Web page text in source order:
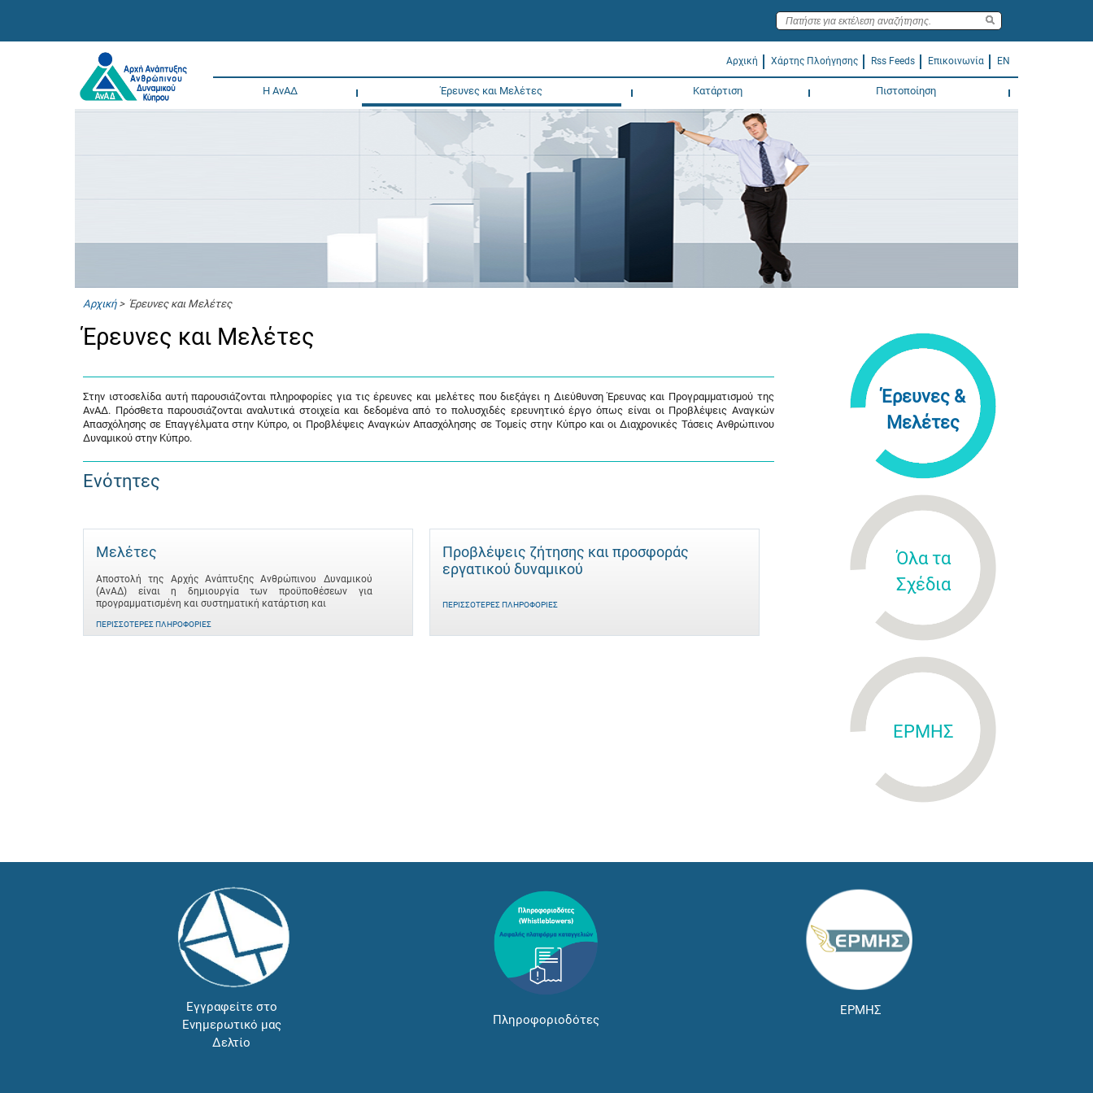
Αρχική Χάρτης Πλοήγησης Rss Feeds Επικοινωνία EN
Η ΑνΑΔ Έρευνες και Μελέτες Κατάρτιση Πιστοποίηση
Αρχική> Έρευνες και Μελέτες
Έρευνες και Μελέτες
Στην ιστοσελίδα αυτή παρουσιάζονται πληροφορίες για τις έρευνες και μελέτες που διεξάγει η Διεύθυνση Έρευνας και Προγραμματισμού της
ΑνΑΔ. Πρόσθετα παρουσιάζονται αναλυτικά στοιχεία και δεδομένα από το πολυσχιδές ερευνητικό έργο όπως είναι οι Προβλέψεις Αναγκών
Απασχόλησης σε Επαγγέλματα στην Κύπρο, οι Προβλέψεις Αναγκών Απασχόλησης σε Τομείς στην Κύπρο και οι Διαχρονικές Τάσεις Ανθρώπινου
Δυναμικού στην Κύπρο.
Ενότητες
Μελέτες
Αποστολή της Αρχής Ανάπτυξης Ανθρώπινου Δυναμικού
(ΑνΑΔ) είναι η δημιουργία των προϋποθέσεων για
προγραμματισμένη και συστηματική κατάρτιση και
ΠΕΡΙΣΣΌΤΕΡΕΣ ΠΛΗΡΟΦΟΡΊΕΣ
Προβλέψεις ζήτησης και προσφοράς
εργατικού δυναμικού
ΠΕΡΙΣΣΌΤΕΡΕΣ ΠΛΗΡΟΦΟΡΊΕΣ
Έρευνες &
Μελέτες
Όλα τα
Σχέδια
ΕΡΜΗΣ
Εγγραφείτε στο
Ενημερωτικό μας
Δελτίο
Πληροφοριοδότες
ΕΡΜΗΣ